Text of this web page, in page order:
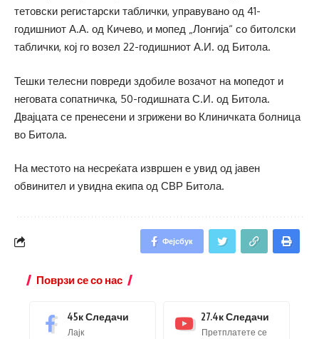
тетовски регистарски таблички, управувано од 41-
годишниот А.А. од Кичево, и мопед „Лонгија“ со битолски
таблички, кој го возел 22-годишниот А.И. од Битола.
Тешки телесни повреди здобиле возачот на мопедот и
неговата сопатничка, 50-годишната С.И. од Битола.
Двајцата се пренесени и згрижени во Клиничката болница
во Битола.
На местото на несреќата извршен е увид од јавен
обвинител и увидна екипа од СВР Битола.
Фејсбук
Поврзи се со нас
45кСледачи
Лајк
27.4кСледачи
Претплатете се